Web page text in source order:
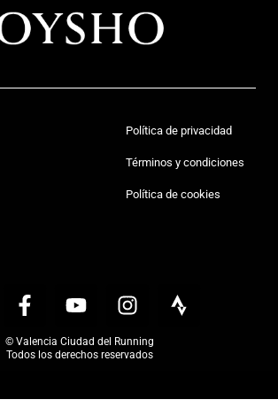
Política de privacidad
Términos y condiciones
Política de cookies
© Valencia Ciudad del Running
Todos los derechos reservados